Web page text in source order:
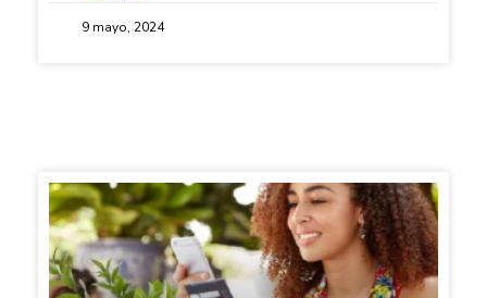
9 mayo, 2024
SACANDO CUENTAS